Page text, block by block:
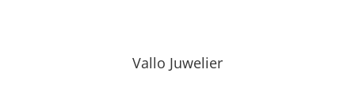
Vallo Juwelier